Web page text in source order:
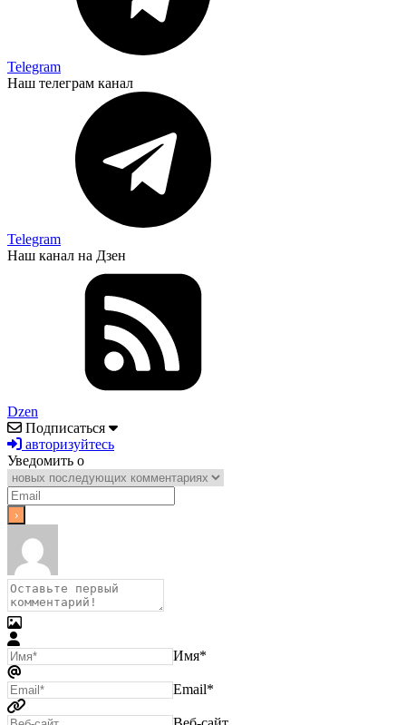
Telegram
Наш телеграм канал
Telegram
Наш канал на Дзен
Dzen
Подписаться
авторизуйтесь
Уведомить о
Имя*
Email*